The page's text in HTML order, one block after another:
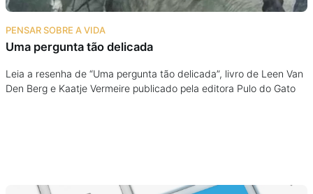
PENSAR SOBRE A VIDA
Uma pergunta tão delicada
Leia a resenha de “Uma pergunta tão delicada”, livro de Leen Van
Den Berg e Kaatje Vermeire publicado pela editora Pulo do Gato